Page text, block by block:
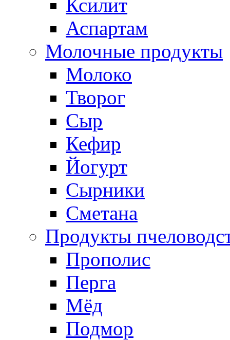
Ксилит
Аспартам
Молочные продукты
Молоко
Творог
Сыр
Кефир
Йогурт
Сырники
Сметана
Продукты
Прополис
Перга
Мёд
Подмор